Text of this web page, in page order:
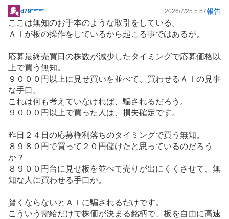
掲
示
板
事
d79***** 2026/7/25 5:57報告
ここは無知のお手本のような取引をしている。
ＡＩが板の操作をしているから起こる事ではあるが。
応募最終売買日の株数が減少したタイミングで応募価格以
上で買う無知。
９０００円以上に見せ買いを並べて、買わせるＡＩの見事
な手口。
これは何も考えていなければ、騙されるだろう。
９０００円以上で買った人は、損失確定です。
昨日２４日の応募権利落ちのタイミングで買う無知。
８９８０円で買って２０円儲けたと思っているのだろう
か？
８９００円台に見せ板を並べて売りが出にくくさせて、無
知な人に買わせる手口か。
賢くならないとＡＩに騙されるだけです。
こういう需給だけで株価が決まる銘柄で、板を自由に高速